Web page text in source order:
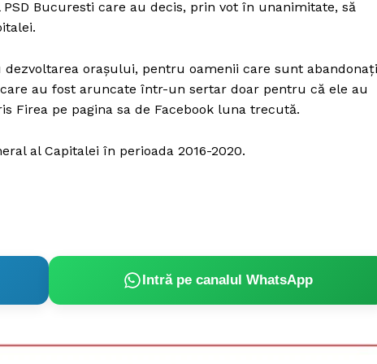
Bucuresti care au decis, prin vot în unanimitate, să
orașului, pentru oamenii care sunt abandonați
au fost aruncate într-un sertar doar pentru că ele au
Firea pe pagina sa de Facebook luna trecută.
al Capitalei în perioada 2016-2020.
Intră pe canalul WhatsApp